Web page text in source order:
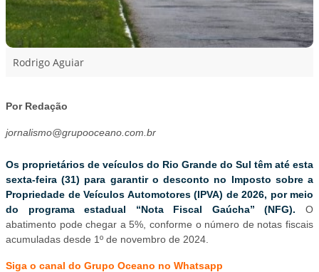
Rodrigo Aguiar
Por Redação
jornalismo@grupooceano.com.br
Os proprietários de veículos do Rio Grande do Sul têm até esta
sexta-feira (31) para garantir o desconto no Imposto sobre a
Propriedade de Veículos Automotores (IPVA) de 2026, por meio
do programa estadual “Nota Fiscal Gaúcha” (NFG). O
abatimento pode chegar a 5%, conforme o número de notas fiscais
acumuladas desde 1º de novembro de 2024.
Siga o canal do Grupo Oceano no Whatsapp